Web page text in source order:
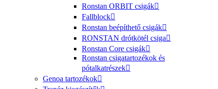
Ronstan ORBIT csigák
Fallblock
Ronstan beépíthető csigák
RONSTAN drótkötél csiga
Ronstan Core csigák
Ronstan csigatartozékok és
pótalkatrészek
Genoa tartozékok